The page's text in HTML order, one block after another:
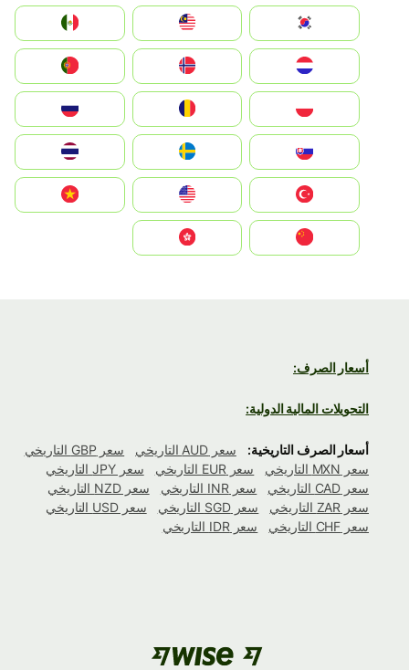
South Korea
Nederland
Portugal
România
Slovensko
United States
Vietnam
أسعار الصرف:
التحويلات المالية الدولية:
أسعار الصرف التاريخية: سعر AUD التاريخي
سعر GBP التاريخي
سعر MXN التاريخي
سعر EUR التاريخي
سعر JPY التاريخي
سعر CAD التاريخي
سعر INR التاريخي
سعر NZD التاريخي
سعر ZAR التاريخي
سعر SGD التاريخي
سعر USD التاريخي
سعر CHF التاريخي
سعر IDR التاريخي